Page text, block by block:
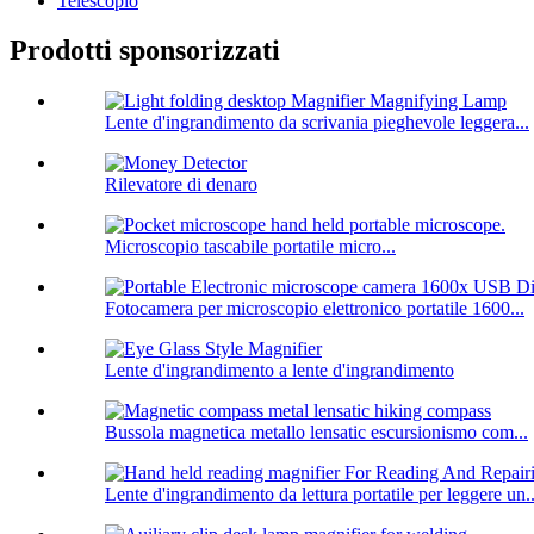
Prodotti sponsorizzati
Lente d'ingrandimento da scrivania pieghevole leggera...
Rilevatore di denaro
Microscopio tascabile portatile micro...
Fotocamera per microscopio elettronico portatile 1600...
Lente d'ingrandimento a lente d'ingrandimento
Bussola magnetica metallo lensatic escursionismo com...
Lente d'ingrandimento da lettura portatile per leggere